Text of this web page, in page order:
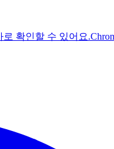
확인할 수 있어요.